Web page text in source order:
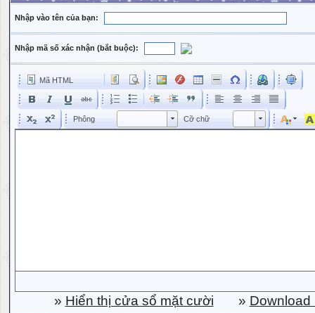
Nhập vào tên của bạn:
Nhập mã số xác nhận (bắt buộc):
Mã HTML
Phông Phông Cỡ chữ Kích cỡ phông
» Hiển thị cửa sổ mặt cười » Download